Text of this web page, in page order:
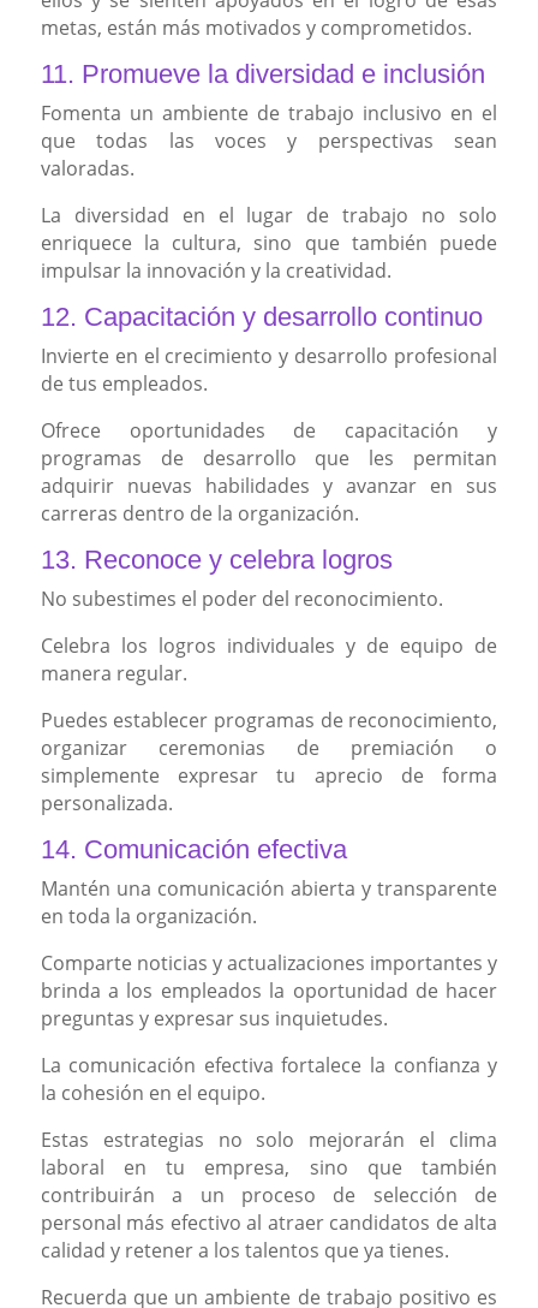
metas, están más motivados y comprometidos.
11. Promueve la diversidad e inclusión
Fomenta un ambiente de trabajo inclusivo en el
que todas las voces y perspectivas sean
valoradas.
La diversidad en el lugar de trabajo no solo
enriquece la cultura, sino que también puede
impulsar la innovación y la creatividad.
12. Capacitación y desarrollo continuo
Invierte en el crecimiento y desarrollo profesional
de tus empleados.
Ofrece oportunidades de capacitación y
programas de desarrollo que les permitan
adquirir nuevas habilidades y avanzar en sus
carreras dentro de la organización.
13. Reconoce y celebra logros
No subestimes el poder del reconocimiento.
Celebra los logros individuales y de equipo de
manera regular.
Puedes establecer programas de reconocimiento,
organizar ceremonias de premiación o
simplemente expresar tu aprecio de forma
personalizada.
14. Comunicación efectiva
Mantén una comunicación abierta y transparente
en toda la organización.
Comparte noticias y actualizaciones importantes y
brinda a los empleados la oportunidad de hacer
preguntas y expresar sus inquietudes.
La comunicación efectiva fortalece la confianza y
la cohesión en el equipo.
Estas estrategias no solo mejorarán el clima
laboral en tu empresa, sino que también
contribuirán a un proceso de selección de
personal más efectivo al atraer candidatos de alta
calidad y retener a los talentos que ya tienes.
Recuerda que un ambiente de trabajo positivo es